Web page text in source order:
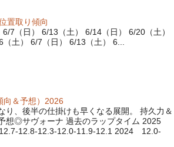
置取り傾向
7（日） 6/13（土） 6/14（日） 6/20（土）
土） 6/7（日） 6/13（土） 6...
向＆予想）2026
り、後半の仕掛けも早くなる展開。 持久力＆
想◎サヴォーナ 過去のラップタイム 2025
12.8-12.3-12.0-11.9-12.1 2024 12.0-